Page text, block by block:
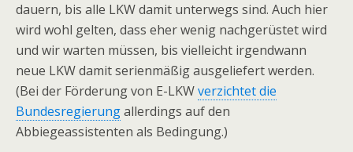
dauern, bis alle LKW damit unterwegs sind. Auch hier
wird wohl gelten, dass eher wenig nachgerüstet wird
und wir warten müssen, bis vielleicht irgendwann
neue LKW damit serienmäßig ausgeliefert werden.
(Bei der Förderung von E-LKWverzichtet die
Bundesregierungallerdings auf den
Abbiegeassistenten als Bedingung.)